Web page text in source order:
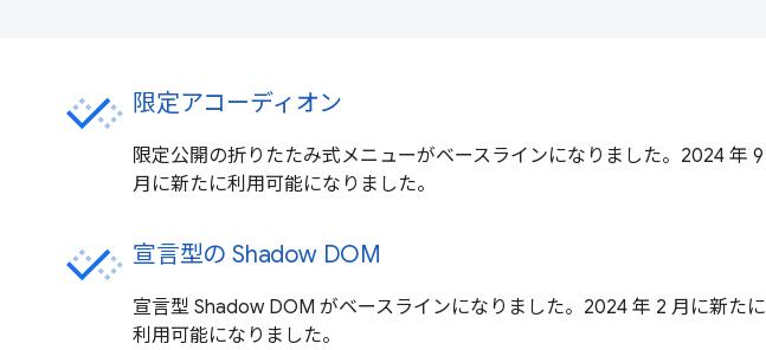
限定アコーディオン
限定公開の折りたたみ式メニューがベースラインになりました。2024 年 9
月に新たに利用可能になりました。
宣言型の Shadow DOM
宣言型 Shadow DOM がベースラインになりました。2024 年 2 月に新たに
利用可能になりました。